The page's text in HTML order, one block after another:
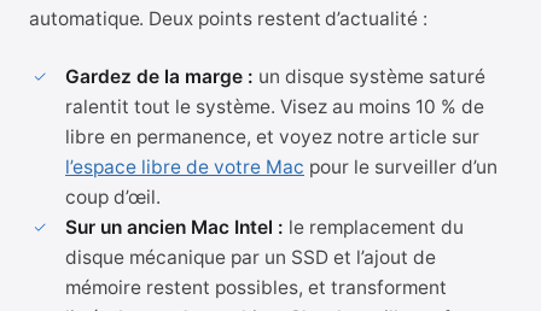
automatique. Deux points restent d’actualité :
Gardez de la marge : un disque système saturé
ralentit tout le système. Visez au moins 10 % de
libre en permanence, et voyez notre article sur
l’espace libre de votre Mac pour le surveiller d’un
coup d’œil.
Sur un ancien Mac Intel : le remplacement du
disque mécanique par un SSD et l’ajout de
mémoire restent possibles, et transforment